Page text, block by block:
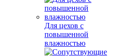
Для цехов с
повышенной
влажностью